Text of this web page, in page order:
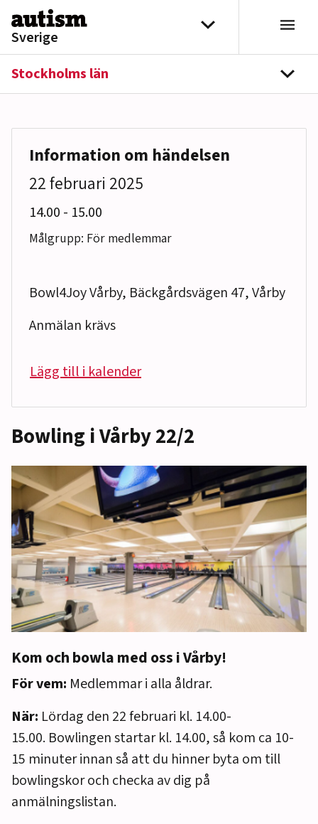
Hoppa till innehåll
Sverige
Välj distrikt
Stockholms län
Bowling i Vårby 22/2
Kom och bowla med oss i Vårby!
För vem: Medlemmar i alla åldrar.
När: Lördag den 22 februari kl. 14.00-
15.00. Bowlingen startar kl. 14.00, så kom ca 10-
15 minuter innan så att du hinner byta om till
bowlingskor och checka av dig på
anmälningslistan.
Information om händelsen
22 februari 2025
14.00 till
- 15.00
Målgrupp: För medlemmar
Bowl4Joy Vårby, Bäckgårdsvägen 47, Vårby
Anmälan krävs
Lägg till i kalender